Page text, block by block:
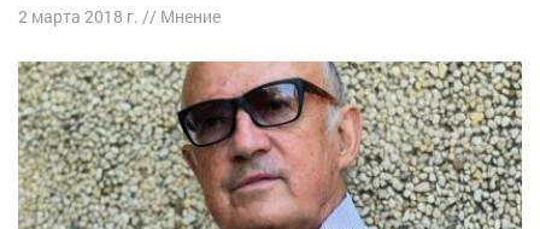
2 марта 2018 г. // Мнение